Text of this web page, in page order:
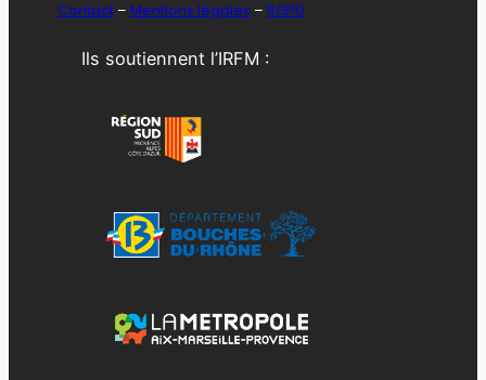
Contact– Mentions légales – RGPD
Ils soutiennent l’IRFM :